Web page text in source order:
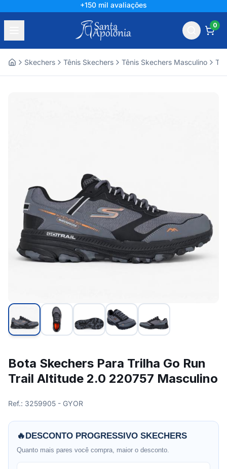
+150 mil avaliações
0
Skechers Tênis Skechers Tênis Skechers Masculino
Bota Skechers Para Trilha Go Run
Trail Altitude 2.0 220757 Masculino
Ref.: 3259905 - GYOR
🔥DESCONTO PROGRESSIVO SKECHERS
Quanto mais pares você compra, maior o desconto.